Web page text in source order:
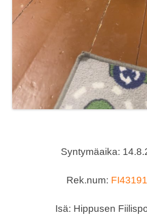
Syntymäaika:
Rek.num:
Isä: Hippusen